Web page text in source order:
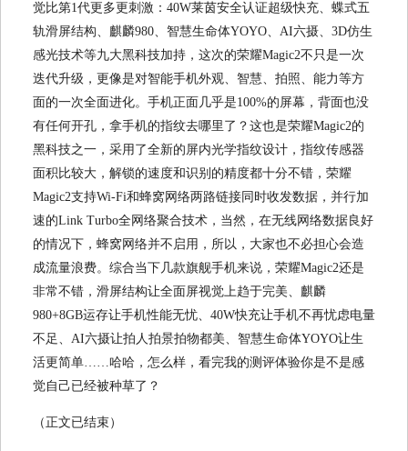
觉比第1代更多更刺激：40W莱茵安全认证超级快充、蝶式五
轨滑屏结构、麒麟980、智慧生命体YOYO、AI六摄、3D仿生
感光技术等九大黑科技加持，这次的荣耀Magic2不只是一次
迭代升级，更像是对智能手机外观、智慧、拍照、能力等方
面的一次全面进化。手机正面几乎是100%的屏幕，背面也没
有任何开孔，拿手机的指纹去哪里了？这也是荣耀Magic2的
黑科技之一，采用了全新的屏内光学指纹设计，指纹传感器
面积比较大，解锁的速度和识别的精度都十分不错，荣耀
Magic2支持Wi-Fi和蜂窝网络两路链接同时收发数据，并行加
速的Link Turbo全网络聚合技术，当然，在无线网络数据良好
的情况下，蜂窝网络并不启用，所以，大家也不必担心会造
成流量浪费。综合当下几款旗舰手机来说，荣耀Magic2还是
非常不错，滑屏结构让全面屏视觉上趋于完美、麒麟
980+8GB运存让手机性能无忧、40W快充让手机不再忧虑电量
不足、AI六摄让拍人拍景拍物都美、智慧生命体YOYO让生
活更简单……哈哈，怎么样，看完我的测评体验你是不是感
觉自己已经被种草了？
（正文已结束）